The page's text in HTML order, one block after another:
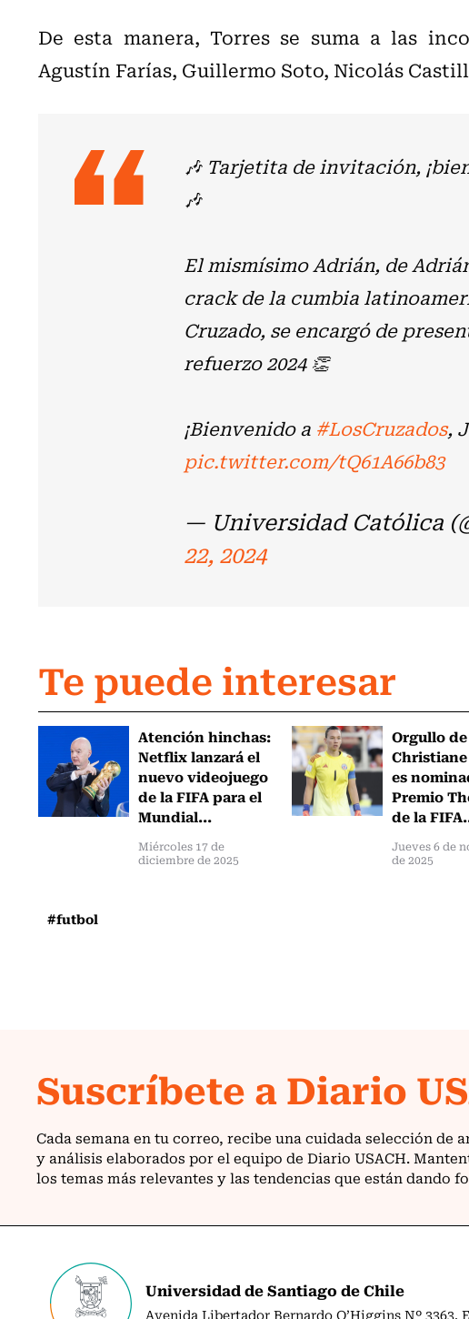
De esta manera, Torres se suma a las
Agustín Farías, Guillermo Soto, Nicolás
🎶 Tarjetita de invitación,
🎶
El mismísimo Adrián, de
crack de la cumbia
Cruzado, se encargó de
refuerzo 2024 👏
¡Bienvenido a #LosCruzados,
pic.twitter.com/tQ61A66b83
— Universidad Católica
22, 2024
Te puede interesar
Atención hinchas:
Netflix lanzará el
nuevo videojuego
de la FIFA para el
Mundial...
Miércoles 17 de
diciembre de 2025
Orgullo
es
Premio
de la
Jueves 6 de
de 2025
#futbol
Universidad de Santiago de Chile
Avenida Libertador Bernardo O’Higgins Nº